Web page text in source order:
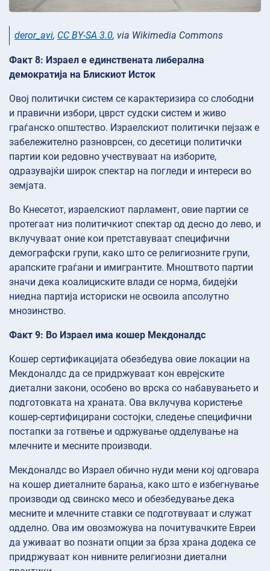
deror_avi, CC BY-SA 3.0, via Wikimedia Commons
Факт 8: Израел е единствената либерална
демократија на Блискиот Исток
Овој политички систем се карактеризира со слободни
и правични избори, цврст судски систем и живо
граѓанско општество. Израелскиот политички пејзаж е
забележително разноврсен, со десетици политички
партии кои редовно учествуваат на изборите,
одразувајќи широк спектар на погледи и интереси во
земјата.
Во Кнесетот, израелскиот парламент, овие партии се
протегаат низ политичкиот спектар од десно до лево, и
вклучуваат оние кои претставуваат специфични
демографски групи, како што се религиозните групи,
арапските граѓани и имигрантите. Мноштвото партии
значи дека коалициските влади се норма, бидејќи
ниедна партија историски не освоила апсолутно
мнозинство.
Факт 9: Во Израел има кошер Мекдоналдс
Кошер сертификацијата обезбедува овие локации на
Мекдоналдс да се придржуваат кон еврејските
диетални закони, особено во врска со набавувањето и
подготовката на храната. Ова вклучува користење
кошер-сертифицирани состојки, следење специфични
постапки за готвење и одржување одделување на
млечните и месните производи.
Мекдоналдс во Израел обично нуди мени кој одговара
на кошер диеталните барања, како што е избегнување
производи од свинско месо и обезбедување дека
месните и млечните ставки се подготвуваат и служат
одделно. Ова им овозможува на почитувачките Евреи
да уживаат во познати опции за брза храна додека се
придржуваат кон нивните религиозни диетални